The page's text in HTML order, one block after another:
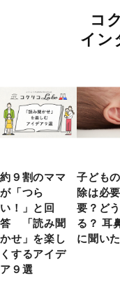
コ
イン
約９割のママ
が「つら
い！」と回
答 「読み聞
かせ」を楽し
くするアイデ
ア９選
子ども
除は必
要？ど
る？ 耳
に聞い